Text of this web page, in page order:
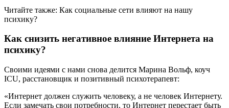
Читайте также: Как социальные сети влияют на нашу
психику?
Как снизить негативное влияние Интернета на
психику?
Своими идеями с нами снова делится Марина Вольф, коуч
ICU, расстановщик и позитивный психотерапевт:
«Интернет должен служить человеку, а не человек Интернету.
Если замечать свои потребности, то Интернет перестает быть